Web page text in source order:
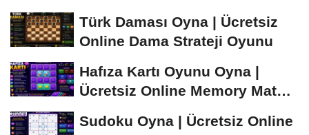
Türk Daması Oyna | Ücretsiz
Online Dama Strateji Oyunu
Hafıza Kartı Oyunu Oyna |
Ücretsiz Online Memory Match
Sudoku Oyna | Ücretsiz Online